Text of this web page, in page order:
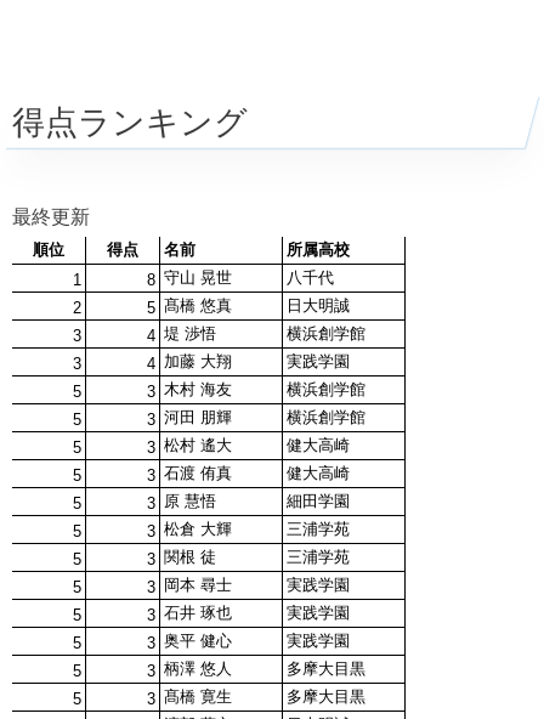
得点ランキング
最終更新